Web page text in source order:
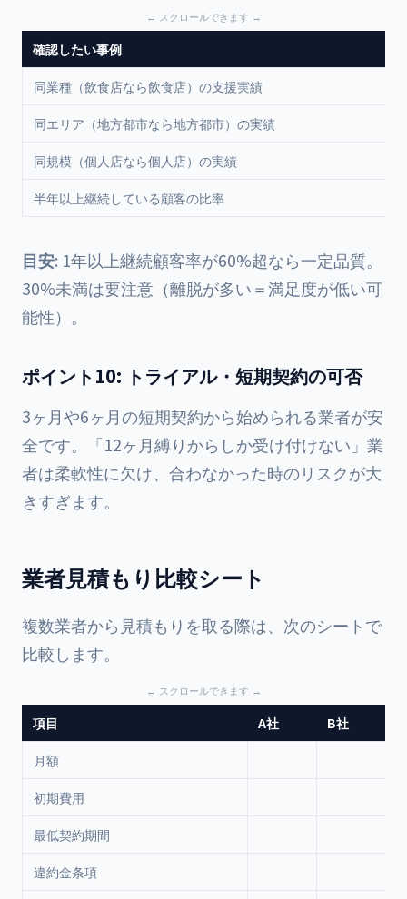
確認したい事例
同業種（飲食店なら飲食店）の支援実績
同エリア（地方都市なら地方都市）の実績
同規模（個人店なら個人店）の実績
半年以上継続している顧客の比率
目安: 1年以上継続顧客率が60%超なら一定品質。
30%未満は要注意（離脱が多い＝満足度が低い可
能性）。
ポイント10: トライアル・短期契約の可否
3ヶ月や6ヶ月の短期契約から始められる業者が安
全です。「12ヶ月縛りからしか受け付けない」業
者は柔軟性に欠け、合わなかった時のリスクが大
きすぎます。
業者見積もり比較シート
複数業者から見積もりを取る際は、次のシートで
比較します。
項目 A社 B社
月額
初期費用
最低契約期間
違約金条項